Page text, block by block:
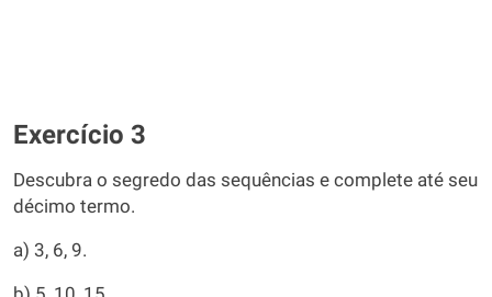
Exercício 3
Descubra o segredo das sequências e complete até seu
décimo termo.
a) 3, 6, 9.